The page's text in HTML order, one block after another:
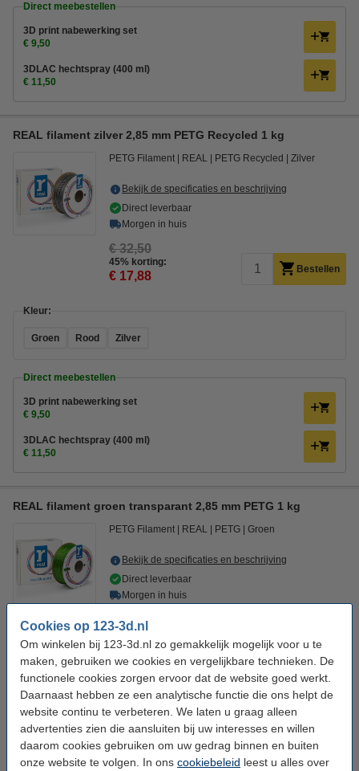
Cookies op 123-3d.nl
Om winkelen bij 123-3d.nl zo gemakkelijk mogelijk voor u te
maken, gebruiken we cookies en vergelijkbare technieken. De
functionele cookies zorgen ervoor dat de website goed werkt.
Daarnaast hebben ze een analytische functie die ons helpt de
website continu te verbeteren. We laten u graag alleen
advertenties zien die aansluiten bij uw interesses en willen
daarom cookies gebruiken om uw gedrag binnen en buiten
onze website te volgen. In ons cookiebeleid leest u alles over
Direct meebestellen
3D print nabewerking set
€ 9,50
3DLAC hechtspray (400 ml)
€ 11,50
REAL filament zilver 2,85 mm PETG Recycled 1 kg
PETG Filament REAL PETG Recycled Zilver
Bekijk de specificaties en beschrijving
Direct leverbaar
Morgen in huis
€ 32,50
45% korting:
€ 17,88 Bestellen
Kleur:
Groen Rood Zilver
Direct meebestellen
3D print nabewerking set
€ 9,50
3DLAC hechtspray (400 ml)
€ 11,50
REAL filament groen transparant 2,85 mm PETG 1 kg
PETG Filament REAL PETG Groen
Bekijk de specificaties en beschrijving
Direct leverbaar
Morgen in huis
€ 29,50
45% korting:
€ 16,23 Bestellen
Direct meebestellen
€ 9,50
3DLAC hechtspray (400 ml)